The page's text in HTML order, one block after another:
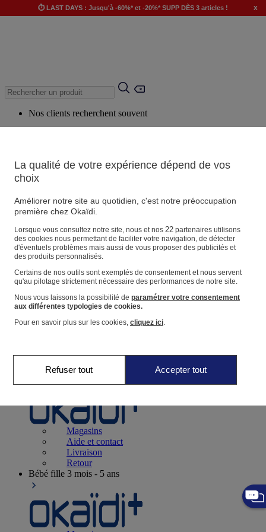
⏱️ LAST DAYS : Jusqu'à -60%* et -20%* SUPP DÈS 3 articles ! x
Nos clients recherchent souvent
Produits suggérés
Voir tous les produits
Magasin
Vos informations personnelles
Suivre une commande
Panier
Favoris
Naissance0-12 mois
Magasins
Aide et contact
Livraison
Retour
Bébé fille 3 mois - 5 ans
La qualité de votre expérience dépend de vos
choix
Améliorer notre site au quotidien, c'est notre préoccupation
première chez Okaïdi.
Lorsque vous consultez notre site, nous et nos 22partenaires utilisons
des cookies nous permettant de faciliter votre navigation, de détecter
d'éventuels problèmes mais aussi de vous proposer des publicités et
des produits personnalisés.
Certains de nos outils sont exemptés de consentement et nous servent
qu'au pilotage strictement nécessaire des performances de notre site.
Nous vous laissons la possibilité de paramétrer votre consentement
aux différentes typologies de cookies.
Pour en savoir plus sur les cookies, cliquez ici.
Refuser tout Accepter tout